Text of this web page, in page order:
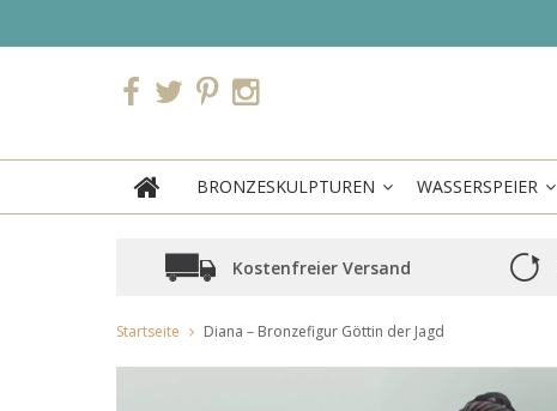
BRONZESKULPTUREN WASSERSPEIER
Kostenfreier Versand
Startseite Diana – Bronzefigur Göttin der Jagd